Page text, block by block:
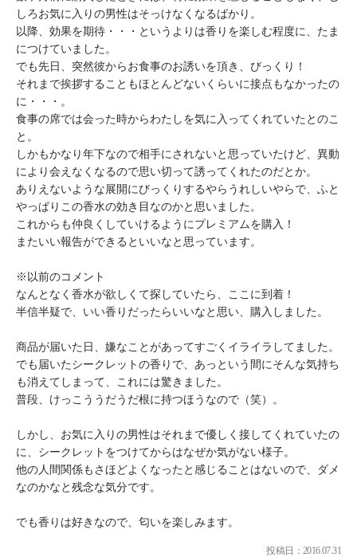
しろお気に入りの男性はそっけなくなるばかり。
以降、効果を期待・・・というよりは香りを楽しむ程度に、たま
につけていました。
でも先日、突然彼からお食事のお誘いを頂き、びっくり！
それまで挨拶することもほとんどないくらいに接点もなかったの
に・・・。
食事の席では会った時からわたしを気に入ってくれていたとのこ
と。
しかもかなり年下なので相手にされないと思っていたけど、異動
により会えなくなるので思い切って誘ってくれたのだとか。
ありえないような展開にびっくりするやらうれしいやらで、ふと
やっぱりこの香水の効き目なのかと思いました。
これからも仲良くしていけるようにプレミアムを購入！
またいい報告ができるといいなと思っています。
※以前のコメント
なんとなく香水が欲しくて探していたら、ここに到着！
半信半疑で、いい香りだったらいいなと思い、購入しました。
商品が届いた日、嫌なことがあってすごくイライラしてました。
でも届いたシークレットの香りで、あっという間にそんな気持ち
も消えてしまって、これには驚きました。
普段、けっこううだうだ根に持つほうなので（笑）。
しかし、お気に入りの男性はそれまで優しく接してくれていたの
に、シークレットをつけてからはなぜか気がない様子。
他の人間関係もさほどよくなったと感じることはないので、ダメ
なのかなと残念な気分です。
でも香りは好きなので、匂いを楽しみます。
投稿日：2016.07.31